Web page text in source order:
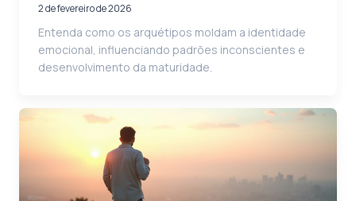
2 de fevereiro de 2026
Entenda como os arquétipos moldam a identidade
emocional, influenciando padrões inconscientes e
desenvolvimento da maturidade.